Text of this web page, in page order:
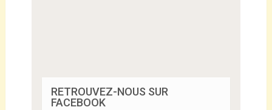
RETROUVEZ-NOUS SUR
FACEBOOK